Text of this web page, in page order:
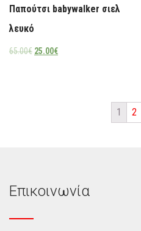
Παπούτσι babywalker σιελ
λευκό
65.00€ 25.00€
1 2
Επικοινωνία